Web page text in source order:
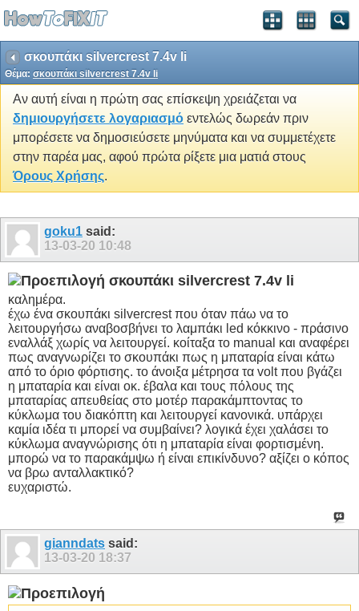
σκουπάκι silvercrest 7.4v li
Θέμα: σκουπάκι silvercrest 7.4v li
Αν αυτή είναι η πρώτη σας επίσκεψη χρειάζεται να
δημιουργήσετε λογαριασμό εντελώς δωρεάν πριν
μπορέσετε να δημοσιεύσετε μηνύματα και να συμμετέχετε
στην παρέα μας, αφού πρώτα ρίξετε μια ματιά στους
Όρους Χρήσης.
goku1 said:
13-03-20 10:48
σκουπάκι silvercrest 7.4v li
καλημέρα.
έχω ένα σκουπάκι silvercrest που όταν πάω να το
λειτουργήσω αναβοσβήνει το λαμπάκι led κόκκινο - πράσινο
εναλλάξ χωρίς να λειτουργεί. κοίταξα το manual και αναφέρει
πως αναγνωρίζει το σκουπάκι πως η μπαταρία είναι κάτω
από το όριο φόρτισης. το άνοιξα μέτρησα τα volt που βγάζει
η μπαταρία και είναι οκ. έβαλα και τους πόλους της
μπαταρίας απευθείας στο μοτέρ παρακάμπτοντας το
κύκλωμα του διακόπτη και λειτουργεί κανονικά. υπάρχει
καμία ιδέα τι μπορεί να συμβαίνει? λογικά έχει χαλάσει το
κύκλωμα αναγνώρισης ότι η μπαταρία είναι φορτισμένη.
μπορώ να το παρακάμψω ή είναι επικίνδυνο? αξίζει ο κόπος
να βρω ανταλλακτικό?
ευχαριστώ.
gianndats said:
13-03-20 18:37